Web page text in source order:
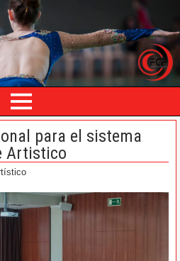
para el sistema
Artistico